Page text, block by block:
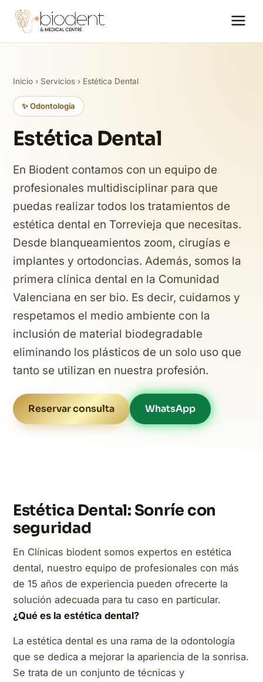
Inicio › Servicios › Estética Dental
✨ Odontología
Estética Dental
En Biodent contamos con un equipo de
profesionales multidisciplinar para que
puedas realizar todos los tratamientos de
estética dental en Torrevieja que necesitas.
Desde blanqueamientos zoom, cirugías e
implantes y ortodoncias. Además, somos la
primera clínica dental en la Comunidad
Valenciana en ser bio. Es decir, cuidamos y
respetamos el medio ambiente con la
inclusión de material biodegradable
eliminando los plásticos de un solo uso que
tanto se utilizan en nuestra profesión.
Reservar consulta WhatsApp
Estética Dental: Sonríe con
seguridad
En Clínicas biodent somos expertos en estética
dental, nuestro equipo de profesionales con más
de 15 años de experiencia pueden ofrecerte la
solución adecuada para tu caso en particular.
¿Qué es la estética dental?
La estética dental es una rama de la odontología
que se dedica a mejorar la apariencia de la sonrisa.
Se trata de un conjunto de técnicas y